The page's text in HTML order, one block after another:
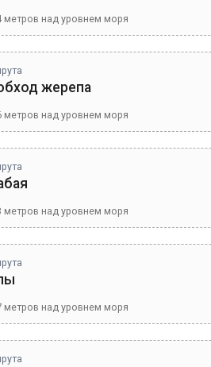
метров над уровнем моря
жерепа
метров над уровнем моря
метров над уровнем моря
метров над уровнем моря